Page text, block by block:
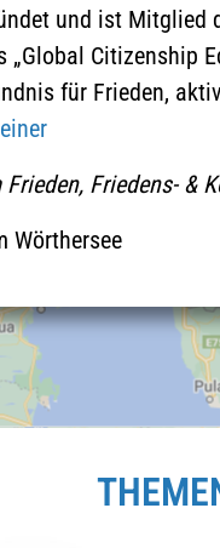
Näheres finden Sie in
Datenschutzerklärung
und ist
Citizenship
für Frieden,
Frieden, Friedens- &
Wörthersee